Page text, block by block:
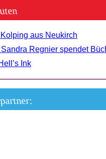
aus Neukirch
Regnier spendet
Ink